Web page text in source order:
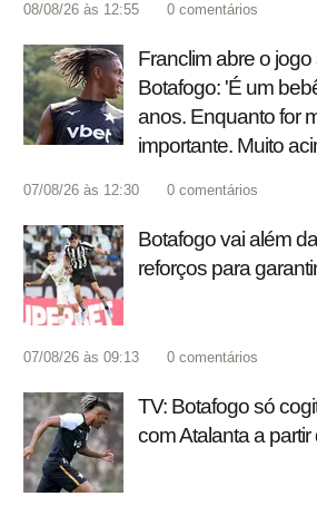
08/08/26 às 12:55 0 comentários
Franclim abre o
Botafogo: 'É um
anos. Enquanto for
importante. Muito
07/08/26 às 12:30 0 comentários
Botafogo vai além
reforços para
07/08/26 às 09:13 0 comentários
TV: Botafogo só
com Atalanta a